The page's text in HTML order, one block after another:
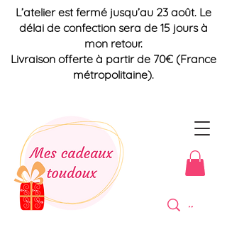
L’atelier est fermé jusqu’au 23 août. Le
délai de confection sera de 15 jours à
mon retour.
Livraison offerte à partir de 70€ (France
métropolitaine).